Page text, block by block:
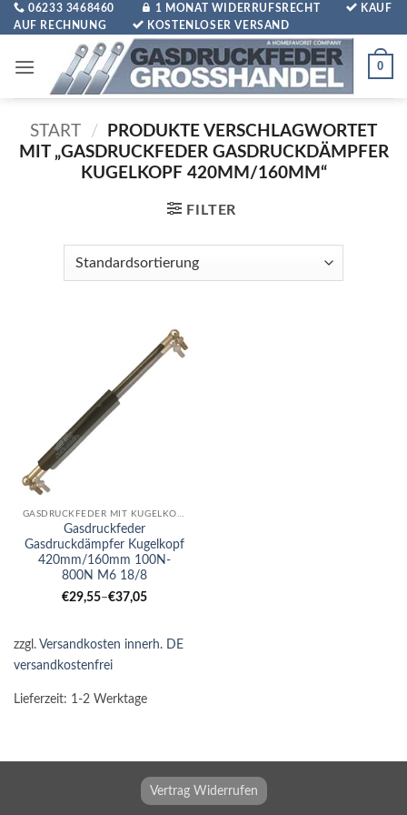
Zum
Inhalt
06233 3468460 1 MONAT WIDERRUFSRECHT
KAUF
AUF RECHNUNG
KOSTENLOSER VERSAND
0
START /
PRODUKTE VERSCHLAGWORTET
MIT „GASDRUCKFEDER GASDRUCKDÄMPFER
KUGELKOPF 420MM/160MM“
FILTER
GASDRUCKFEDER MIT KUGELKOPF
Gasdruckfeder
Gasdruckdämpfer Kugelkopf
420mm/160mm 100N-
800N M6 18/8
€29,55–€37,05
zzgl. Versandkosten innerh. DE
versandkostenfrei
Lieferzeit: 1-2 Werktage
Vertrag Widerrufen